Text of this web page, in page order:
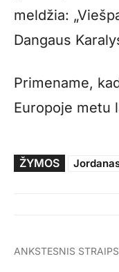
meldžia:
Dangaus
Primename,
Europoje metu
ŽYMOS
ANKSTESNIS